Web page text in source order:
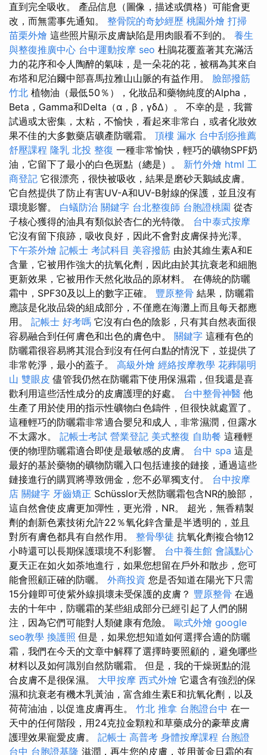
直到完全吸收。 產品信息（圖像，描述或價格）可能會更
改，而無需事先通知。 整骨院的奇妙經歷 桃園外燴 打掃
苗栗外燴 這些照片顯示皮膚缺陷是用肉眼看不到的。 養生
與整復推廣中心 台中運動按摩 seo 杜鵑花覆蓋著其充滿活
力的花序和令人陶醉的氣味，是一朵花的花，被稱為其來自
布塔和尼泊爾中部喜馬拉雅山山脈的有益作用。 臉部撥筋
竹北 植物油（最低50％），化妝品和藥物純度的Alpha，
Beta，Gamma和Delta（α，β，γδΔ）。 不幸的是，我嘗
試過或太密集，太粘，不愉快，看起來非常白，或者化妝效
果不佳的大多數藥店礦產防曬霜。 頂樓 漏水 台中刮痧推薦
舒壓課程 隆乳 北投 整復 一種非常愉快，輕巧的礦物SPF奶
油，它留下了最小的白色斑點（總是）。 新竹外燴 html 工
商登記 它很漂亮，很快被吸收，結果是磨砂天鵝絨皮膚。
它自然提供了防止有害UV-A和UV-B射線的保護，並且沒有
環境影響。 白蟻防治 關鍵字 台北整復師 台胞證桃園 從杏
子核心獲得的油具有類似於杏仁的光特徵。 台中泰式按摩
它沒有留下痕跡，吸收良好，因此不會對皮膚保持光澤。
下午茶外燴 記帳士 考試科目 美容撥筋 由於其維生素A和E
含量，它被用作強大的抗氧化劑，因此由於其抗衰老和細胞
更新效果，它被用作天然化妝品的原材料。 在傳統的防曬
霜中，SPF30及以上的數字正確。 豐原整骨 結果，防曬霜
應該是化妝品袋的組成部分，不僅應在海灘上而且每天都應
用。 記帳士 好考嗎 它沒有白色的陰影，只有其自然表面很
容易融合到任何膚色和出色的膚色中。 關鍵字 這種有色的
防曬霜很容易將其混合到沒有任何白點的情況下，並提供了
非常乾淨，最小的蓋子。 高級外燴 經絡按摩教學 花葬陽明
山 雙眼皮 儘管我仍然在防曬霜下使用保濕霜，但我還是喜
歡利用這些活性成分的皮膚護理的好處。 台中整骨神醫 他
生產了用於使用的指示性礦物白色鑄件，但很快就處置了。
這種輕巧的防曬霜非常適合嬰兒和成人，非常濕潤，但露水
不太露水。 記帳士考試 營業登記 美式整復 自助餐 這種輕
便的物理防曬霜適合即使是最敏感的皮膚。 台中 spa 這是
最好的基於藥物的礦物防曬入口包括連接的鏈接，通過這些
鏈接進行的購買將導致佣金，您不必單獨支付。 台中按摩
店 關鍵字 牙齒矯正 Schüsslor天然防曬霜包含NR的臉部，
這自然會使皮膚更加彈性，更光滑，NR。 超光，無香精製
劑的創新色素技術允許22％氧化鋅含量是半透明的，並且
對所有膚色都具有自然作用。 整骨學徒 抗氧化劑複合物12
小時還可以長期保護環境不利影響。 台中養生館 會議點心
夏天正在如火如荼地進行，如果您想留在戶外和散步，您可
能會照顧正確的防曬。 外商投資 您是否知道在陽光下只需
15分鐘即可使紫外線損壞未受保護的皮膚？ 豐原整骨 在過
去的十年中，防曬霜的某些組成部分已經引起了人們的關
注，因為它們可能對人類健康有危險。 歐式外燴 google
seo教學 換護照 但是，如果您想知道如何選擇合適的防曬
霜，我們在今天的文章中解釋了選擇時要照顧的，避免哪些
材料以及如何識別自然防曬霜。 但是，我的干燥斑點的混
合皮膚不是很保濕。 大甲按摩 西式外燴 它還含有強烈的保
濕和抗衰老有機木乳黃油，富含維生素E和抗氧化劑，以及
荷荷油油，以促進皮膚再生。 竹北 推拿 台胞證台中 在一
天中的任何階段，用24克拉金顆粒和草藥成分的豪華皮膚
護理效果寵愛皮膚。 記帳士 高普考 身體按摩課程 台胞證
台中 台胞證基隆 滋潤，再生您的皮膚，並用黃金日霜的有